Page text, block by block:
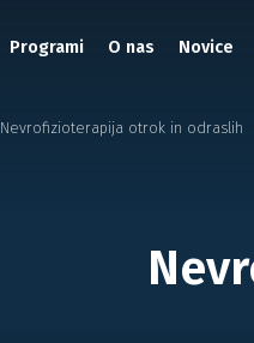
Programi O nas Novice
Nevrofizioterapija otrok in odraslih